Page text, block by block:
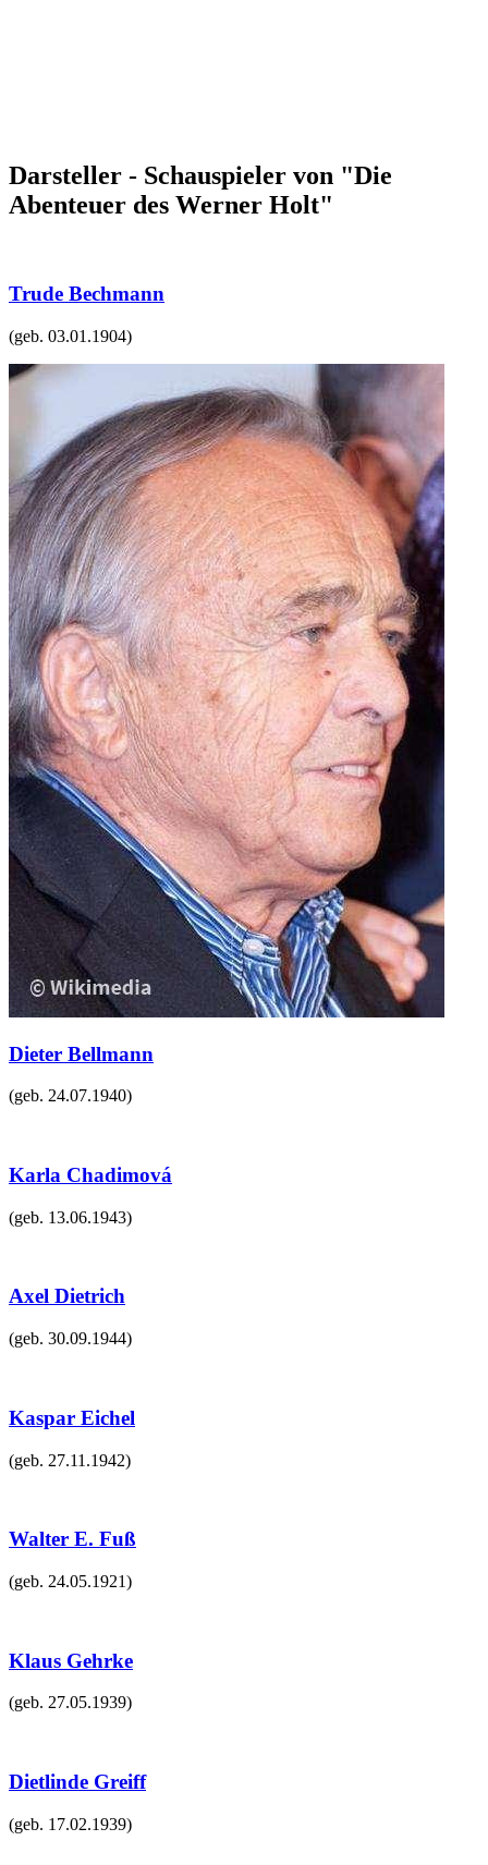
Darsteller - Schauspieler von "Die
Abenteuer des Werner Holt"
Trude Bechmann
(geb. 03.01.1904)
Dieter Bellmann
(geb. 24.07.1940)
Karla Chadimová
(geb. 13.06.1943)
Axel Dietrich
(geb. 30.09.1944)
Kaspar Eichel
(geb. 27.11.1942)
Walter E. Fuß
(geb. 24.05.1921)
Klaus Gehrke
(geb. 27.05.1939)
Dietlinde Greiff
(geb. 17.02.1939)